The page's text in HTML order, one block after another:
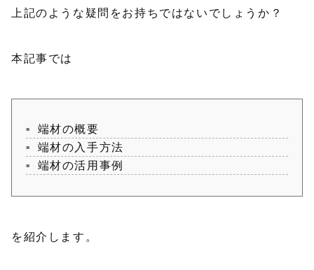
上記のような疑問をお持ちではないでしょうか？
本記事では
端材の概要
端材の入手方法
端材の活用事例
を紹介します。